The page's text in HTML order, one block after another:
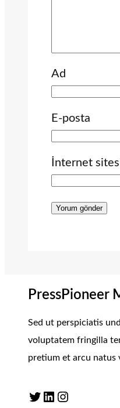
Ad
E-posta
İnternet
PressPioneer
Sed ut perspiciatis
voluptatem fringilla
pretium et arcu natus
Twitter LinkedIn Instagram